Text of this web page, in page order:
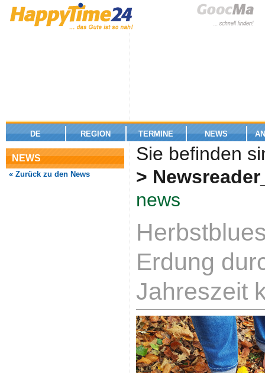
DE REGION TERMINE NEWS
NEWS
« Zurück zu den News
Sie befinden
>
news
Erdung
Jahreszeit